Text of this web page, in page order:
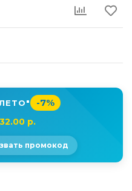
-7%
32.00 р.
промокод